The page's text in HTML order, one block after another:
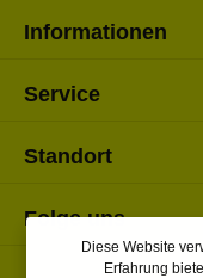
Informationen
Service
Standort
Folge uns
Diese Website
Erfahrung